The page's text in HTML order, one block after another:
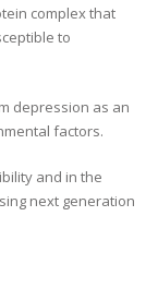
complex that
to
depression as an
factors.
and in the
next generation